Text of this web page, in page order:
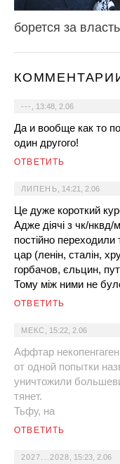
борется за
--- 13:48, 2.06
Да и вообще как то
один другого!
ОТВЕТИТЬ
ЛИПЕНЬ 14:21, 2.06
Це дуже короткий курс
Адже діячі з чк/нквд/
постійно
цар (ленін, сталін,
горбачов, єльцин,
Тому між ними не
ОТВЕТИТЬ
МЕКС 15:22, 2.06
Аффтар
от одной попытки
уничтожили
тянет.
Тьфу, на
ОТВЕТИТЬ
2027...2028 15:23, 2.06